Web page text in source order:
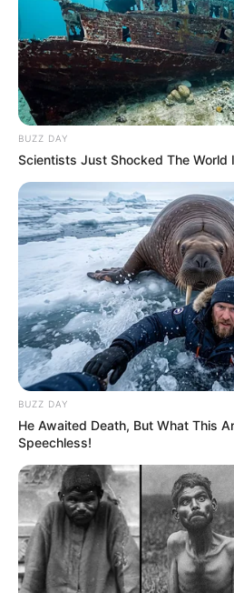
BUZZ DAY
Scientists Just Shocked The World
BUZZ DAY
He Awaited Death, But What This
Speechless!